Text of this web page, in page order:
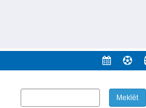
novadu un apkārtējos novadus un pilsētas.